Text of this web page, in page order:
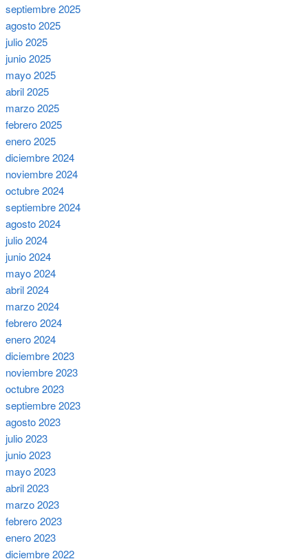
septiembre 2025
agosto 2025
julio 2025
junio 2025
mayo 2025
abril 2025
marzo 2025
febrero 2025
enero 2025
diciembre 2024
noviembre 2024
octubre 2024
septiembre 2024
agosto 2024
julio 2024
junio 2024
mayo 2024
abril 2024
marzo 2024
febrero 2024
enero 2024
diciembre 2023
noviembre 2023
octubre 2023
septiembre 2023
agosto 2023
julio 2023
junio 2023
mayo 2023
abril 2023
marzo 2023
febrero 2023
enero 2023
diciembre 2022